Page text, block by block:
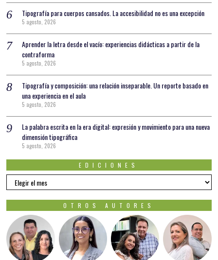
Tipografía para cuerpos cansados. La accesibilidad no es una excepción
5 agosto, 2026
Aprender la letra desde el vacío: experiencias didácticas a partir de la
contraforma
5 agosto, 2026
Tipografía y composición: una relación inseparable. Un reporte basado en
una experiencia en el aula
5 agosto, 2026
La palabra escrita en la era digital: expresión y movimiento para una nueva
dimensión tipográfica
5 agosto, 2026
EDICIONES
EDICIONES
OTROS AUTORES